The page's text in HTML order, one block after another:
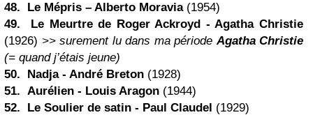
48. Le Mépris – Alberto Moravia (1954)
49. Le Meurtre de Roger Ackroyd -AgathaChristie
(1926) >> surement lu dans ma périodeAgatha Christie
(= quand j’étais jeune)
50. Nadja - André Breton (1928)
51. Aurélien - Louis Aragon (1944)
52. Le Soulier de satin - Paul Claudel (1929)